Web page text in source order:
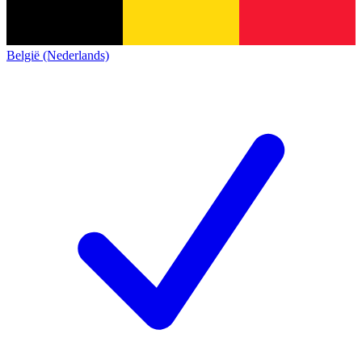
België (Nederlands)